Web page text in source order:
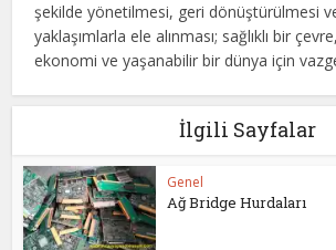
şekilde yönetilmesi, geri dönüştürülmesi
yaklaşımlarla ele alınması; sağlıklı bir
ekonomi ve yaşanabilir bir dünya için
İlgili Sayfalar
Genel
Ağ Bridge Hurdaları